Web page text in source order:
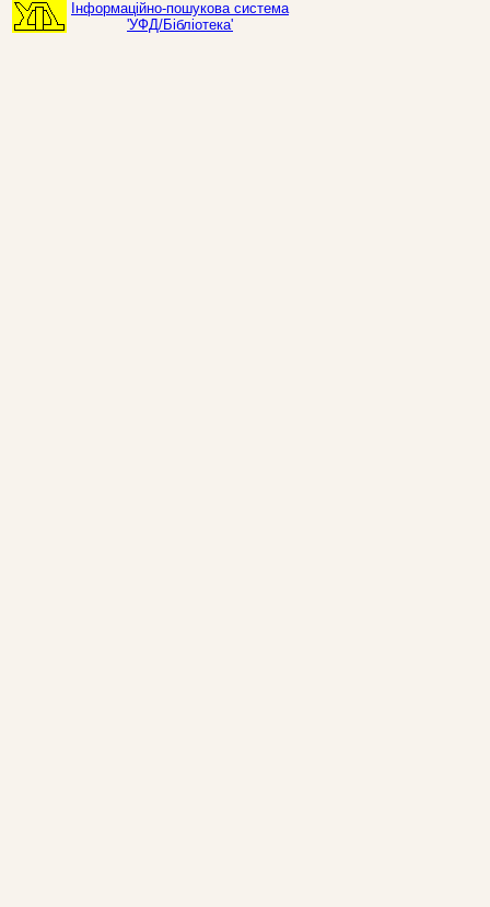
Інформаційно-пошукова система
'УФД/Бібліотека'